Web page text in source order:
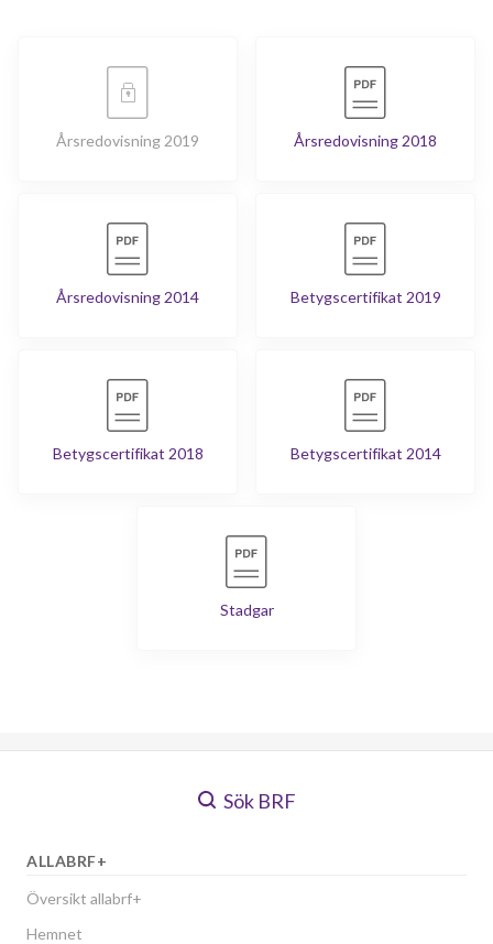
Årsredovisning 2019 Årsredovisning 2018
Årsredovisning 2014 Betygscertifikat 2019
Betygscertifikat 2018 Betygscertifikat 2014
Stadgar
Sök BRF
ALLABRF+
Översikt allabrf+
Hemnet